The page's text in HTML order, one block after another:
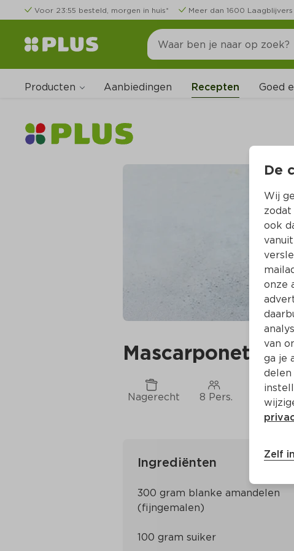
Voor 23:55 besteld, morgen in huis* Meer dan 1600 Laagblijvers
Producten Aanbiedingen Recepten Goed
Nagerecht 8 Pers. Ca. 20
Ingrediënten
300 gram blanke amandelen
De
Wij
ook
onze
van
ga je
delen
Zelf